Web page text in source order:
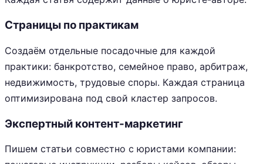
Страницы по практикам
Создаём отдельные посадочные для каждой
практики: банкротство, семейное право, арбитраж,
недвижимость, трудовые споры. Каждая страница
оптимизирована под свой кластер запросов.
Экспертный контент-маркетинг
Пишем статьи совместно с юристами компании: